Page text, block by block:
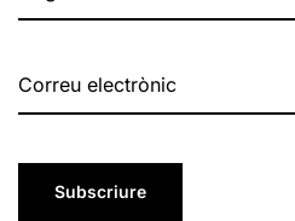
Subscriure